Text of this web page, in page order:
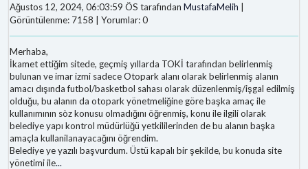
Ağustos 12, 2024, 06:03:59 ÖS tarafından MustafaMelih
Görüntülenme: 7158 | Yorumlar: 0
Merhaba,
İkamet ettiğim sitede, geçmiş yıllarda TOKİ tarafından belirlenmiş
bulunan ve imar izmi sadece Otopark alanı olarak belirlenmiş alanın
amacı dışında futbol/basketbol sahası olarak düzenlenmiş/işgal edilmiş
olduğu, bu alanın da otopark yönetmeliğine göre başka amaç ile
kullanımının sòz konusu olmadığını öğrenmiş, konu ile ilgili olarak
belediye yapı kontrol müdürlüğü yetkililerinden de bu alanın başka
amaçla kullanilanayacağını öğrendim.
Belediye ye yazılı başvurdum. Üstü kapalı bir şekilde, bu konuda site
yönetimi ile...